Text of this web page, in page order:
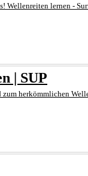
lernen -
| SUP
herkömmlichen